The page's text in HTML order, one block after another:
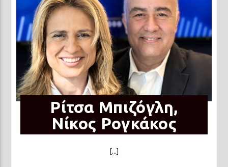
Ρίτσα Μπιζόγλη,
Νίκος Ρογκάκος
[...]